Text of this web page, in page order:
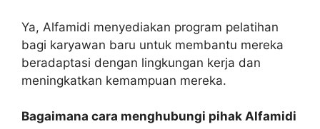
Ya, Alfamidi menyediakan program pelatihan
bagi karyawan baru untuk membantu mereka
beradaptasi dengan lingkungan kerja dan
meningkatkan kemampuan mereka.
Bagaimana cara menghubungi pihak Alfamidi